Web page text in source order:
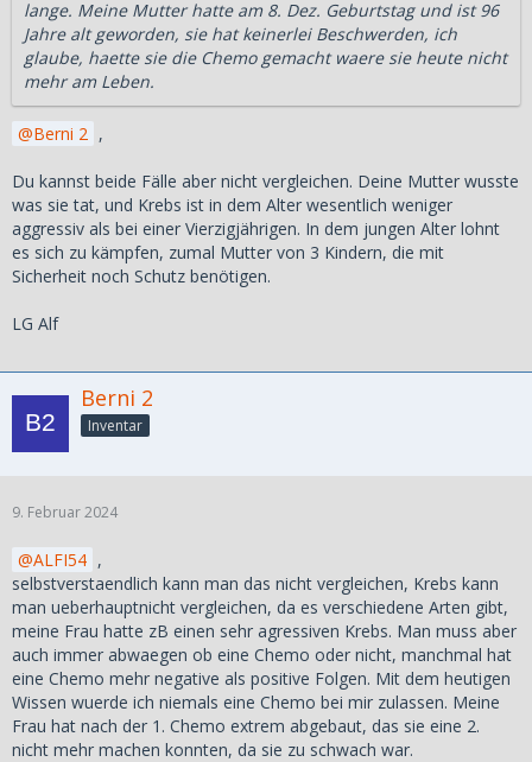
lange. Meine Mutter hatte am 8. Dez. Geburtstag und ist 96
Jahre alt geworden, sie hat keinerlei Beschwerden, ich
glaube, haette sie die Chemo gemacht waere sie heute nicht
mehr am Leben.
Berni 2 ,
Du kannst beide Fälle aber nicht vergleichen. Deine Mutter wusste
was sie tat, und Krebs ist in dem Alter wesentlich weniger
aggressiv als bei einer Vierzigjährigen. In dem jungen Alter lohnt
es sich zu kämpfen, zumal Mutter von 3 Kindern, die mit
Sicherheit noch Schutz benötigen.
LG Alf
Berni 2
Inventar
9. Februar 2024
ALFI54 ,
selbstverstaendlich kann man das nicht vergleichen, Krebs kann
man ueberhauptnicht vergleichen, da es verschiedene Arten gibt,
meine Frau hatte zB einen sehr agressiven Krebs. Man muss aber
auch immer abwaegen ob eine Chemo oder nicht, manchmal hat
eine Chemo mehr negative als positive Folgen. Mit dem heutigen
Wissen wuerde ich niemals eine Chemo bei mir zulassen. Meine
Frau hat nach der 1. Chemo extrem abgebaut, das sie eine 2.
nicht mehr machen konnten, da sie zu schwach war.